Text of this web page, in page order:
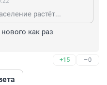
растёт...
как раз
+15 –0